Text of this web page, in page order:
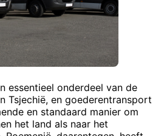
essentieel onderdeel van de
Tsjechië, en goederentransport
en standaard manier om
het land als naar het